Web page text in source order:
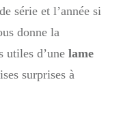
série et l’année si
donne la
utiles d’une lame
surprises à